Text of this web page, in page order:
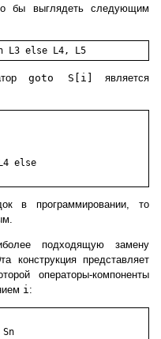
бы выглядеть следующим
goto S[i]
является
else
в программировании, то
подходящую замену
конструкция представляет
операторы-компоненты
i :